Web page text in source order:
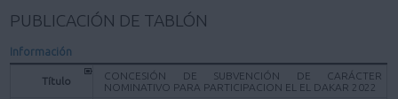
VALIDACIÓN DE DOCUMENTOS
PUBLICACIÓN DE TABLÓN
Información
Título
CONCESIÓN DE SUBVENCIÓN DE CARÁCTER
NOMINATIVO PARA PARTICIPACION EL EL DAKAR 2022